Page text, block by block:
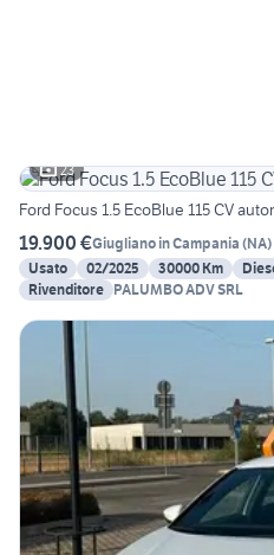
23
Ford Focus 1.5 EcoBlue 115 CV
19.900 €Giugliano in Campania (NA)
Usato
02/2025 30000 Km
Rivenditore PALUMBO ADV SRL